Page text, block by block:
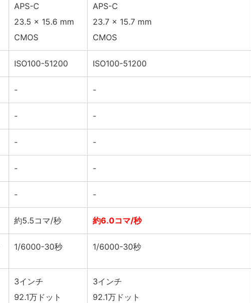
APS-C
23.5 x 15.6 mm
CMOS
APS-C
23.7 x 15.7 mm
CMOS
ISO100-51200 ISO100-51200
- -
- -
- -
- -
- -
約5.5コマ/秒 約6.0コマ/秒
1/6000-30秒 1/6000-30秒
3インチ
92.1万ドット
3インチ
92.1万ドット